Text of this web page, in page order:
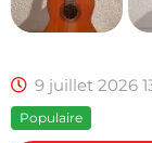
9 juillet 2026
Populaire